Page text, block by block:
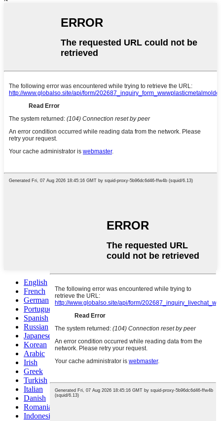
English
French
German
Portuguese
Spanish
Russian
Japanese
Korean
Arabic
Irish
Greek
Turkish
Italian
Danish
Romanian
Indonesian